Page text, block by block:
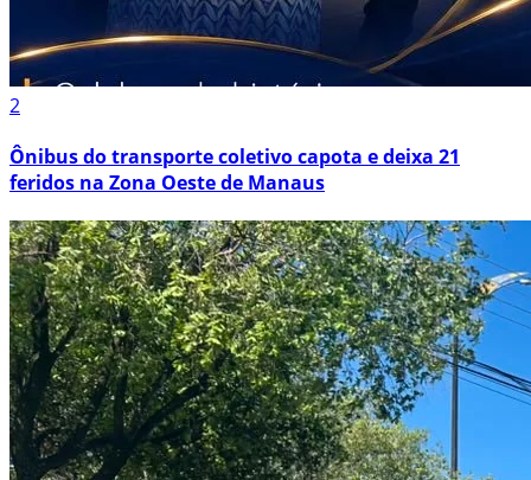
2
Ônibus do transporte coletivo capota e deixa 21
feridos na Zona Oeste de Manaus